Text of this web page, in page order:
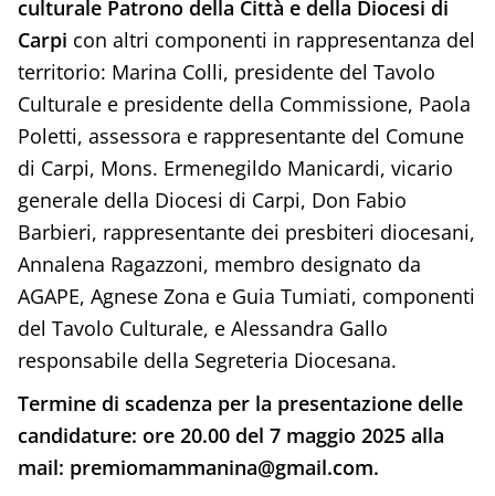
culturale Patrono della Città e della Diocesi di
Carpi con altri componenti in rappresentanza del
territorio: Marina Colli, presidente del Tavolo
Culturale e presidente della Commissione, Paola
Poletti, assessora e rappresentante del Comune
di Carpi, Mons. Ermenegildo Manicardi, vicario
generale della Diocesi di Carpi, Don Fabio
Barbieri, rappresentante dei presbiteri diocesani,
Annalena Ragazzoni, membro designato da
AGAPE, Agnese Zona e Guia Tumiati, componenti
del Tavolo Culturale, e Alessandra Gallo
responsabile della Segreteria Diocesana.
Termine di scadenza per la presentazione delle
candidature: ore 20.00 del 7 maggio 2025 alla
mail: premiomammanina@gmail.com.